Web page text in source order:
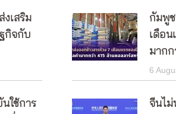
เสริม
กิจกับ
กัมพูช
เดือ
มากก
6
ใช้การ
จีนไม่